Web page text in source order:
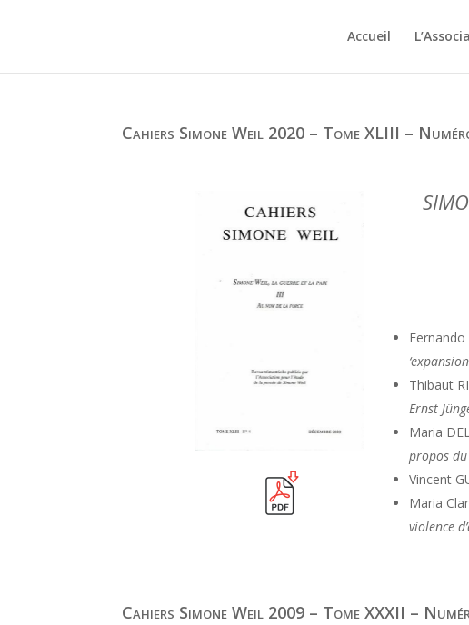
Accueil
Cahiers Simone Weil 2020 – Tome XLIII –
Fernando
Thibaut
Ernst
Maria
propos
Vincent
Maria
violence
Cahiers Simone Weil 2009 – Tome XXXII –